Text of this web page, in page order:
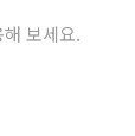
보세요.